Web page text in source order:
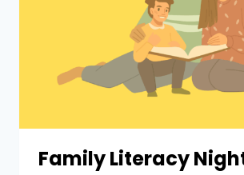
Family Literacy